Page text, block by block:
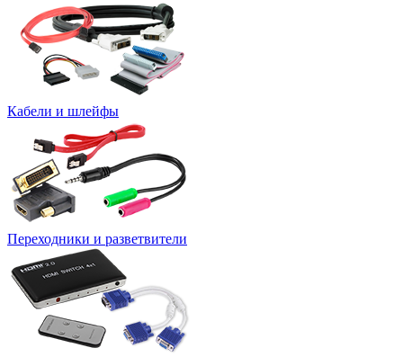
Кабели и шлейфы
Переходники и разветвители